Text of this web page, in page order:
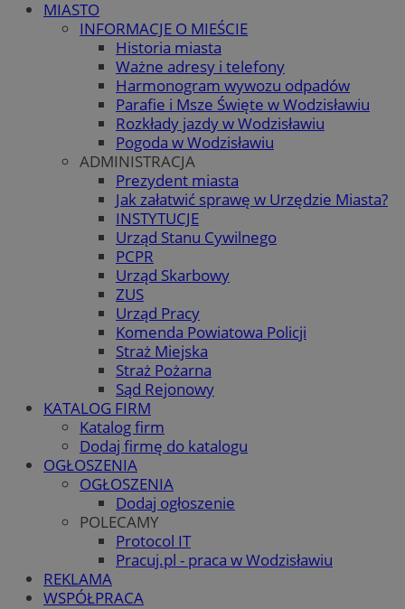
MIASTO
INFORMACJE O MIEŚCIE
Historia miasta
Ważne adresy i telefony
Harmonogram wywozu odpadów
Parafie i Msze Święte w Wodzisławiu
Rozkłady jazdy w Wodzisławiu
Pogoda w Wodzisławiu
ADMINISTRACJA
Prezydent miasta
Jak załatwić sprawę w Urzędzie Miasta?
INSTYTUCJE
Urząd Stanu Cywilnego
PCPR
Urząd Skarbowy
ZUS
Urząd Pracy
Komenda Powiatowa Policji
Straż Miejska
Straż Pożarna
Sąd Rejonowy
KATALOG FIRM
Katalog firm
Dodaj firmę do katalogu
OGŁOSZENIA
OGŁOSZENIA
Dodaj ogłoszenie
POLECAMY
Protocol IT
Pracuj.pl - praca w Wodzisławiu
REKLAMA
WSPÓŁPRACA